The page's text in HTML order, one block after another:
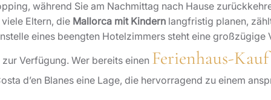
während Sie am Nachmittag nach Hause
Eltern, die Mallorca mit Kindern langfristig planen,
eines beengten Hotelzimmers steht eine großzügige
Verfügung. Wer bereits einen Ferienhaus-
d’en Blanes eine Lage, die hervorragend zu einem